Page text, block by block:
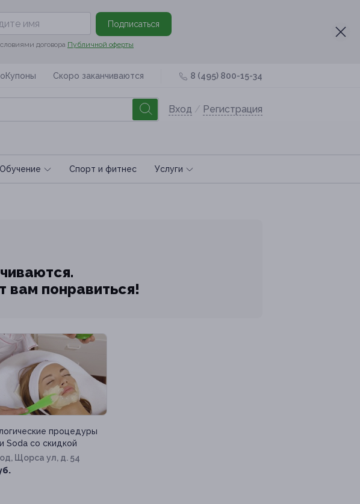
Подписаться
договора Публичной оферты
Скоро заканчиваются 8 (495) 800-15-34
Вход / Регистрация
Обучение Спoрт и фитнес Услуги
вам понравиться!
процедуры
Soda со скидкой
Щорса ул, д. 54